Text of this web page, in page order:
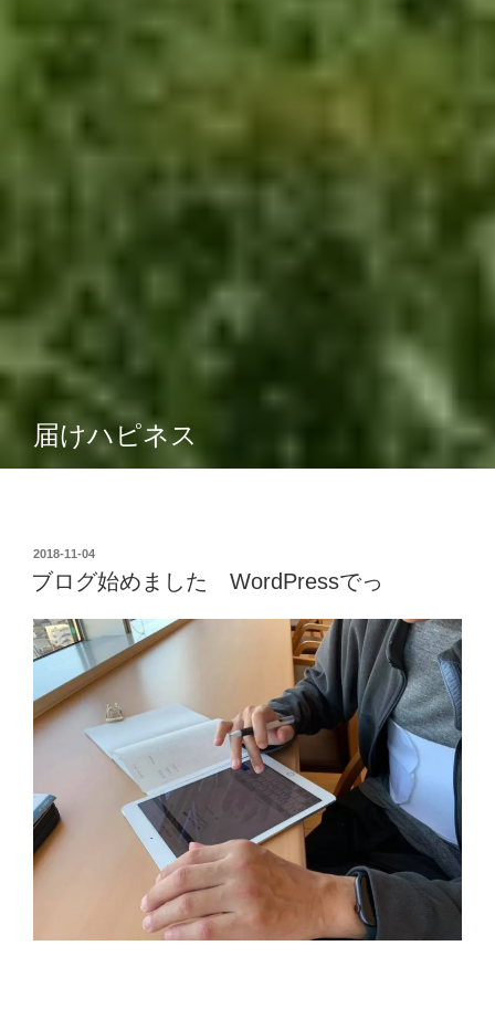
届けハピネス
投
稿
日:
2018-11-04
ブログ始めました WordPressでっ